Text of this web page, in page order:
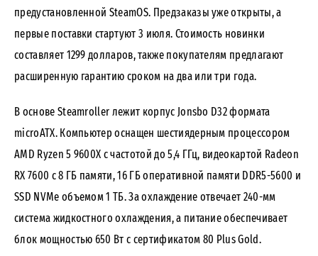
предустановленной SteamOS. Предзаказы уже открыты, а
первые поставки стартуют 3 июля. Стоимость новинки
составляет 1299 долларов, также покупателям предлагают
расширенную гарантию сроком на два или три года.
В основе Steamroller лежит корпус Jonsbo D32 формата
microATX. Компьютер оснащен шестиядерным процессором
AMD Ryzen 5 9600X с частотой до 5,4 ГГц, видеокартой Radeon
RX 7600 с 8 ГБ памяти, 16 ГБ оперативной памяти DDR5-5600 и
SSD NVMe объемом 1 ТБ. За охлаждение отвечает 240-мм
система жидкостного охлаждения, а питание обеспечивает
блок мощностью 650 Вт с сертификатом 80 Plus Gold.